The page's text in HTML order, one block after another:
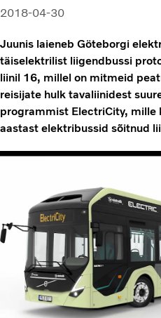
2018-04-30
Juunis laieneb Göteborgi
täiselektrilist liigendbussi
liinil 16, millel on mitmeid
reisijate hulk tavaliinidest
programmist ElectriCity, mille
aastast elektribussid sõitnud